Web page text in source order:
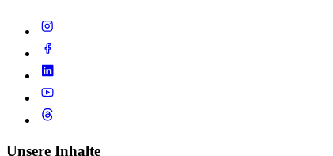
Unsere Inhalte